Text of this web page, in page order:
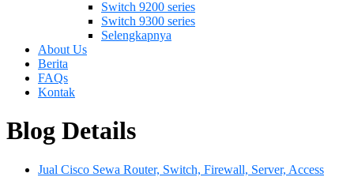
Switch 9200 series
Switch 9300 series
Selengkapnya
About Us
Berita
FAQs
Kontak
Blog Details
Jual Cisco Sewa Router, Switch, Firewall, Server, Access